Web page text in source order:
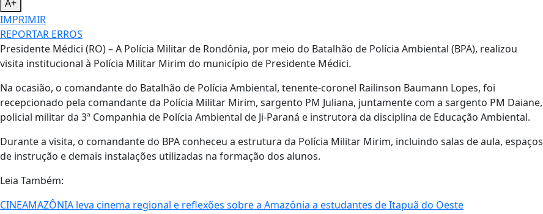
A+
IMPRIMIR
REPORTAR ERROS
Presidente Médici (RO) – A Polícia Militar de Rondônia, por meio do Batalhão de Polícia Ambiental (BPA), realizou
visita institucional à Polícia Militar Mirim do município de Presidente Médici.
Na ocasião, o comandante do Batalhão de Polícia Ambiental, tenente-coronel Railinson Baumann Lopes, foi
recepcionado pela comandante da Polícia Militar Mirim, sargento PM Juliana, juntamente com a sargento PM Daiane,
policial militar da 3ª Companhia de Polícia Ambiental de Ji-Paraná e instrutora da disciplina de Educação Ambiental.
Durante a visita, o comandante do BPA conheceu a estrutura da Polícia Militar Mirim, incluindo salas de aula, espaços
de instrução e demais instalações utilizadas na formação dos alunos.
Leia Também:
CINEAMAZÔNIA leva cinema regional e reflexões sobre a Amazônia a estudantes de Itapuã do Oeste